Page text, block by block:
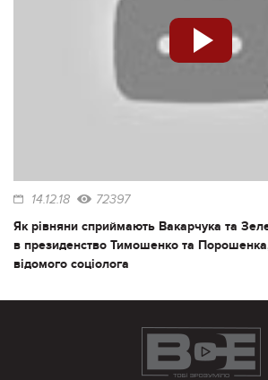
14.12.18 72397
Як рівняни сприймають Вакарчука та
в президенство Тимошенко та
відомого соціолога